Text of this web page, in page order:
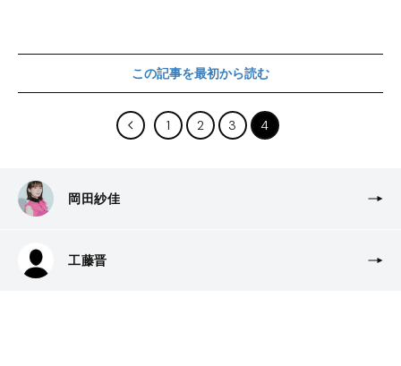
この記事を最初から読む
1 2 3 4
岡田紗佳
工藤晋